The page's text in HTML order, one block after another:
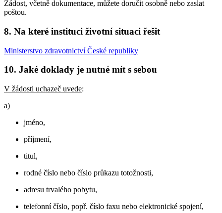
Žádost, včetně dokumentace, můžete doručit osobně nebo zaslat
poštou.
8. Na které instituci životní situaci řešit
Ministerstvo zdravotnictví České republiky
10. Jaké doklady je nutné mít s sebou
V žádosti uchazeč uvede:
a)
jméno,
příjmení,
titul,
rodné číslo nebo číslo průkazu totožnosti,
adresu trvalého pobytu,
telefonní číslo, popř. číslo faxu nebo elektronické spojení,